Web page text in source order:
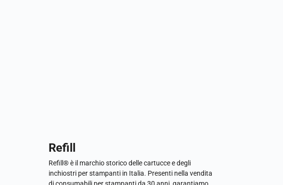
Refill
Refill® è il marchio storico delle cartucce e degli
inchiostri per stampanti in Italia. Presenti nella vendita